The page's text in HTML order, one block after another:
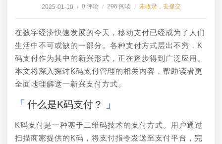
2025-01-10 / 0 评论 / 296 阅读 / 未收录，去提交
在数字经济快速发展的今天，移动支付已经成为了人们
生活中不可或缺的一部分。各种支付方式层出不穷，K
码支付作为其中的新兴形式，正在逐步得到广泛应用。
本文将深入探讨K码支付管理的相关内容，帮助读者更
全面地理解这一新兴支付方式。
什么是K码支付？
K码支付是一种基于二维码技术的支付方式。用户通过
扫描商家提供的K码，将支付指令发送至支付平台，完